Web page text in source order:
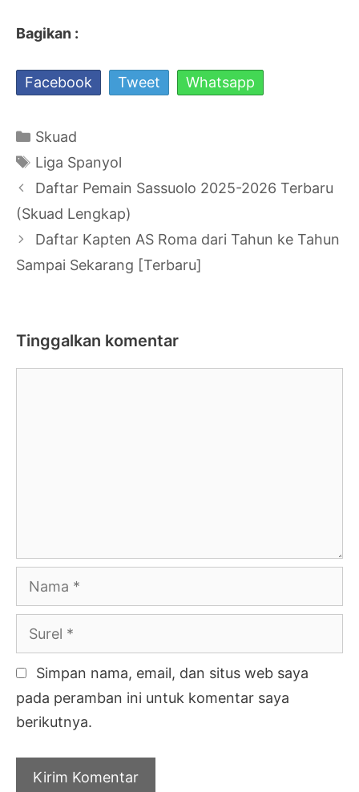
Bagikan :
Facebook Tweet Whatsapp
Kategori
Skuad
Tag
Liga Spanyol
Navigasi
Tulisan
Daftar Pemain Sassuolo 2025-2026 Terbaru
(Skuad Lengkap)
Daftar Kapten AS Roma dari Tahun ke Tahun
Sampai Sekarang [Terbaru]
Tinggalkan komentar
Nama
Surel
Simpan nama, email, dan situs web saya
pada peramban ini untuk komentar saya
berikutnya.